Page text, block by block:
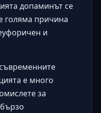
допаминът се
голяма причина
и
е много
за